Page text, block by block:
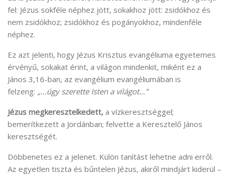
fel: Jézus sokféle néphez jött, sokakhoz jött: zsidókhoz és
nem zsidókhoz; zsidókhoz és pogányokhoz, mindenféle
néphez.
Ez azt jelenti, hogy Jézus Krisztus evangéliuma egyetemes
érvényű, sokakat érint, a világon mindenkit, miként ez a
János 3,16-ban, az evangélium evangéliumában is
felzeng: „…úgy szerette Isten a világot…”
Jézus megkeresztelkedett, a vízkeresztséggel;
bemerítkezett a Jordánban; felvette a Keresztelő János
keresztségét.
Döbbenetes ez a jelenet. Külön tanítást lehetne adni erről.
Az egyetlen tiszta és bűntelen Jézus, akiről mindjárt kiderül –